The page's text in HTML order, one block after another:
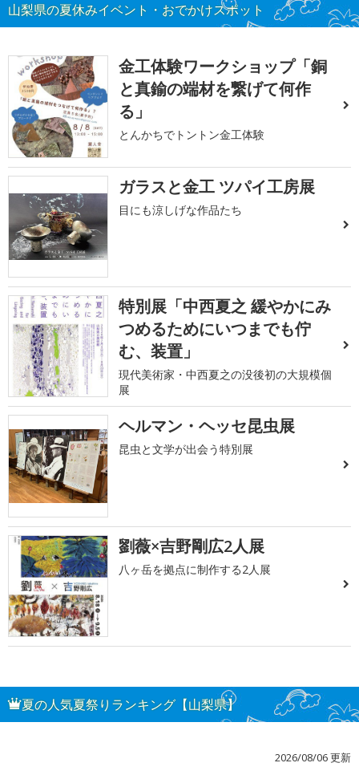
山梨県の夏休みイベント・おでかけスポット
金工体験ワークショップ「銅
と真鍮の端材を繋げて何作
る」
とんかちでトントン金工体験
ガラスと金工 ツパイ工房展
目にも涼しげな作品たち
特別展「中西夏之 緩やかにみ
つめるためにいつまでも佇
む、装置」
現代美術家・中西夏之の没後初の大規模個
展
ヘルマン・ヘッセ昆虫展
昆虫と文学が出会う特別展
劉薇×吉野剛広2人展
八ヶ岳を拠点に制作する2人展
夏の人気夏祭りランキング【山梨県】
2026/08/06 更新